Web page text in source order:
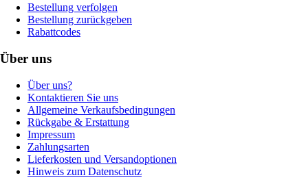
Bestellung verfolgen
Bestellung zurückgeben
Rabattcodes
Über uns
Über uns?
Kontaktieren Sie uns
Allgemeine Verkaufsbedingungen
Rückgabe & Erstattung
Impressum
Zahlungsarten
Lieferkosten und Versandoptionen
Hinweis zum Datenschutz